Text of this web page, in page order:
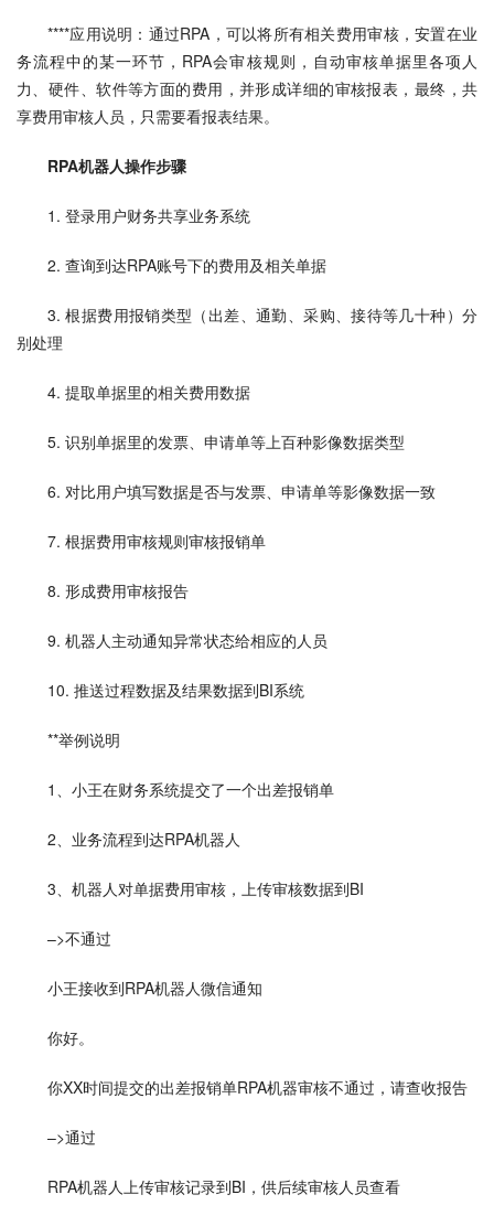
****应用说明：通过RPA，可以将所有相关费用审核，安置在业
务流程中的某一环节，RPA会审核规则，自动审核单据里各项人
力、硬件、软件等方面的费用，并形成详细的审核报表，最终，共
享费用审核人员，只需要看报表结果。
RPA机器人操作步骤
1. 登录用户财务共享业务系统
2. 查询到达RPA账号下的费用及相关单据
3. 根据费用报销类型（出差、通勤、采购、接待等几十种）分
别处理
4. 提取单据里的相关费用数据
5. 识别单据里的发票、申请单等上百种影像数据类型
6. 对比用户填写数据是否与发票、申请单等影像数据一致
7. 根据费用审核规则审核报销单
8. 形成费用审核报告
9. 机器人主动通知异常状态给相应的人员
10. 推送过程数据及结果数据到BI系统
**举例说明
1、小王在财务系统提交了一个出差报销单
2、业务流程到达RPA机器人
3、机器人对单据费用审核，上传审核数据到BI
–>不通过
小王接收到RPA机器人微信通知
你好。
你XX时间提交的出差报销单RPA机器审核不通过，请查收报告
–>通过
RPA机器人上传审核记录到BI，供后续审核人员查看